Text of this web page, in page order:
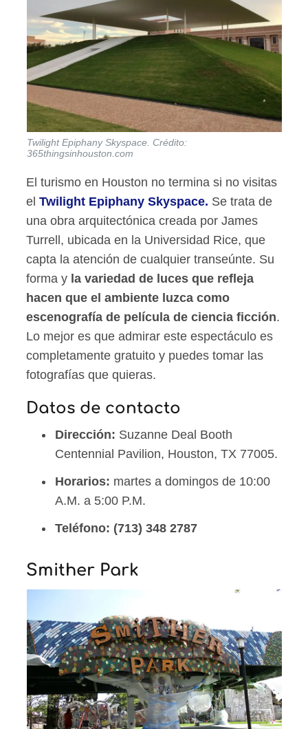
Twilight Epiphany Skyspace. Crédito:
365thingsinhouston.com
El turismo en Houston no termina si no visitas
elTwilight Epiphany Skyspace. Se trata de
una obra arquitectónica creada por James
Turrell, ubicada en la Universidad Rice, que
capta la atención de cualquier transeúnte. Su
forma y la variedad de luces que refleja
hacen que el ambiente luzca como
escenografía de película de ciencia ficción.
Lo mejor es que admirar este espectáculo es
completamente gratuito y puedes tomar las
fotografías que quieras.
Datos de contacto
Dirección: Suzanne Deal Booth
Centennial Pavilion, Houston, TX 77005.
Horarios: martes a domingos de 10:00
A.M. a 5:00 P.M.
Teléfono: (713) 348 2787
Smither Park